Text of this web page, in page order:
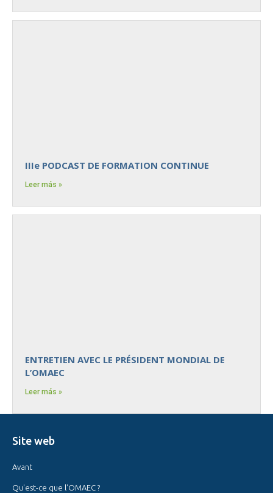
IIIe PODCAST DE FORMATION CONTINUE
Leer más »
ENTRETIEN AVEC LE PRÉSIDENT MONDIAL DE
L’OMAEC
Leer más »
Site web
Avant
Qu'est-ce que l'OMAEC ?